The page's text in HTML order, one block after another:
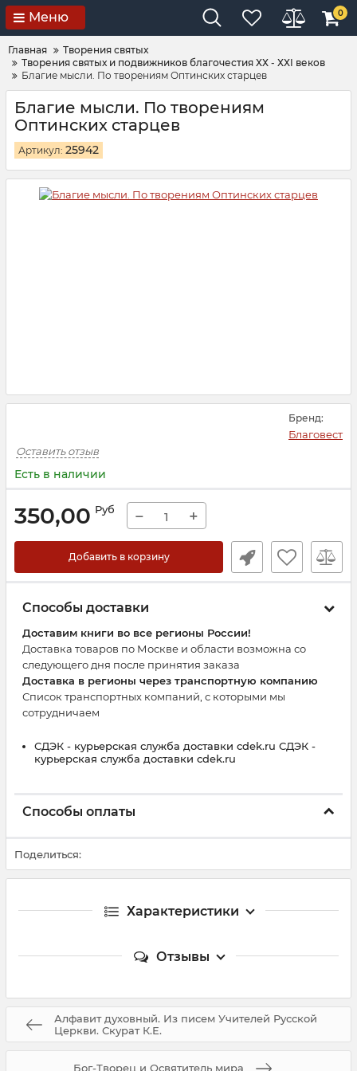
Меню 0
Главная
Творения святых
Творения святых и подвижников благочестия ХХ - ХХI веков
Благие мысли. По творениям Оптинских старцев
Благие мысли. По творениям
Оптинских старцев
Артикул: 25942
Бренд:
Благовест
Оставить отзыв
Есть в наличии
350,00 Руб − +
Добавить в корзину
Способы доставки
Доставим книги во все регионы России!
Доставка товаров по Москве и области возможна со
следующего дня после принятия заказа
Доставка в регионы через транспортную компанию
Список транспортных компаний, с которыми мы
сотрудничаем
СДЭК - курьерская служба доставки cdek.ru СДЭК -
курьерская служба доставки cdek.ru
Способы оплаты
Поделиться:
Характеристики
Отзывы
Алфавит духовный. Из писем Учителей Русской
Церкви. Скурат К.Е.
Бог-Творец и Освятитель мира